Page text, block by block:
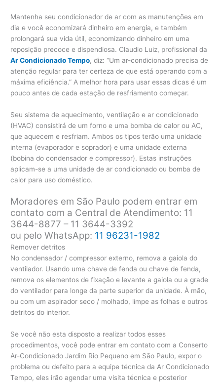
Mantenha seu condicionador de ar com as manutenções em
dia e você economizará dinheiro em energia, e também
prolongará sua vida útil, economizando dinheiro em uma
reposição precoce e dispendiosa. Claudio Luiz, profissional da
Ar Condicionado Tempo, diz: “Um ar-condicionado precisa de
atenção regular para ter certeza de que está operando com a
máxima eficiência.” A melhor hora para usar essas dicas é um
pouco antes de cada estação de resfriamento começar.
Seu sistema de aquecimento, ventilação e ar condicionado
(HVAC) consistirá de um forno e uma bomba de calor ou AC,
que aquecem e resfriam. Ambos os tipos terão uma unidade
interna (evaporador e soprador) e uma unidade externa
(bobina do condensador e compressor). Estas instruções
aplicam-se a uma unidade de ar condicionado ou bomba de
calor para uso doméstico.
Moradores em São Paulo podem entrar em
contato com a Central de Atendimento: 11
3644-8877 – 11 3644-3392
ou pelo WhatsApp: 11 96231-1982
Remover detritos
No condensador / compressor externo, remova a gaiola do
ventilador. Usando uma chave de fenda ou chave de fenda,
remova os elementos de fixação e levante a gaiola ou a grade
do ventilador para longe da parte superior da unidade. À mão,
ou com um aspirador seco / molhado, limpe as folhas e outros
detritos do interior.
Se você não esta disposto a realizar todos esses
procedimentos, você pode entrar em contato com a Conserto
Ar-Condicionado Jardim Rio Pequeno em São Paulo, expor o
problema ou defeito para a equipe técnica da Ar Condicionado
Tempo, eles irão agendar uma visita técnica e posterior